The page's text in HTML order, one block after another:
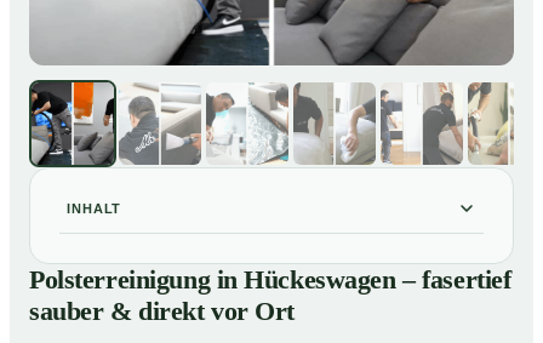
INHALT
Polsterreinigung in Hückeswagen – fasertief sauber &
direkt vor Ort
Polsterreinigung in Hückeswagen – fasertief
sauber & direkt vor Ort